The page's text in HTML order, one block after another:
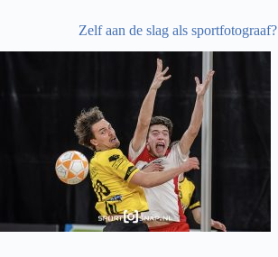
Zelf aan de slag als sportfotograaf?